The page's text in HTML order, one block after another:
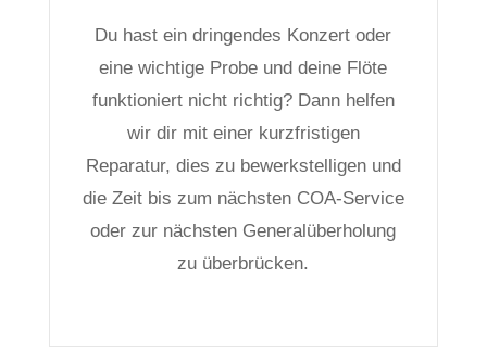
Du hast ein dringendes Konzert oder
eine wichtige Probe und deine Flöte
funktioniert nicht richtig? Dann helfen
wir dir mit einer kurzfristigen
Reparatur, dies zu bewerkstelligen und
die Zeit bis zum nächsten COA-Service
oder zur nächsten Generalüberholung
zu überbrücken.